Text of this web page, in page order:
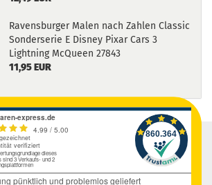
Ravensburger Malen nach Zahlen Classic
Sonderserie E Disney Pixar Cars 3
Lightning McQueen 27843
11,95 EUR